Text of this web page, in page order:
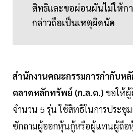
สิทธิและขอผ่อนผันไม่ให้กา
กล่าวถือเป็นเหตุผิดนัด
สำนักงานคณะกรรมการกำกับห
ตลาดหลักทรัพย์ (ก.ล.ต.) ขอให้ผู้
จำนวน 5 รุ่น ใช้สิทธิในการประ
ซักถามผู้ออกหุ้นกู้หรือผู้แทนผู้ถือ